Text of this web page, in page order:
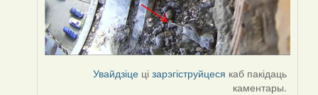
Увайдзіце цізарэгіструйцеся каб пакідаць
каментары.